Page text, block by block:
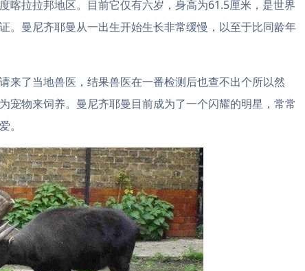
喀拉拉邦地区。目前它仅有六岁，身高为61.5厘米，是世界
。曼尼齐耶曼从一出生开始生长非常缓慢，以至于比同龄年
来了当地兽医，结果兽医在一番检测后也查不出个所以然
宠物来饲养。曼尼齐耶曼目前成为了一个闪耀的明星，常常
。